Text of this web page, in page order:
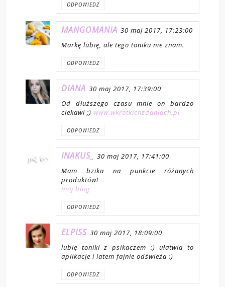
ODPOWIEDZ
MANGOMANIA 30 maj 2017, 17:23:00
Markę lubię, ale tego toniku nie znam.
ODPOWIEDZ
DIANA 30 maj 2017, 17:39:00
Od dłuższego czasu mnie on bardzo
ciekawi ;) www.wkrotkichzdaniach.pl
ODPOWIEDZ
INAKUS_
30 maj 2017, 17:41:00
Mam bzika na punkcie różanych
produktów!
mój blog
ODPOWIEDZ
ELPISS 30 maj 2017, 18:09:00
lubię toniki z psikaczem :) ułatwia to
aplikacje i latem fajnie odświeża :)
ODPOWIEDZ